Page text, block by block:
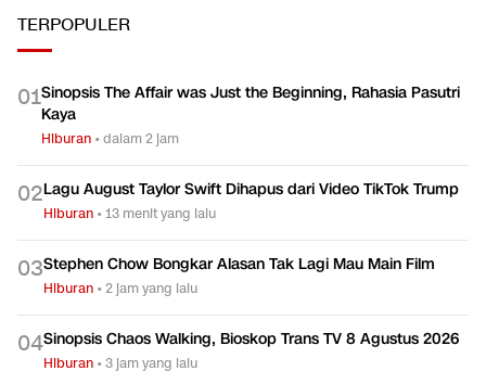
TERPOPULER
01Sinopsis The Affair was Just the Beginning, Rahasia Pasutri
Kaya
Hiburan •dalam 2 jam
02Lagu August Taylor Swift Dihapus dari Video TikTok Trump
Hiburan •13 menit yang lalu
03Stephen Chow Bongkar Alasan Tak Lagi Mau Main Film
Hiburan •2 jam yang lalu
04Sinopsis Chaos Walking, Bioskop Trans TV 8 Agustus 2026
Hiburan •3 jam yang lalu